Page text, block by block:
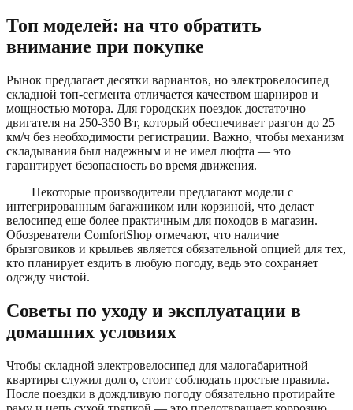
Топ моделей: на что обратить
внимание при покупке
Рынок предлагает десятки вариантов, но электровелосипед
складной топ-сегмента отличается качеством шарниров и
мощностью мотора. Для городских поездок достаточно
двигателя на 250-350 Вт, который обеспечивает разгон до 25
км/ч без необходимости регистрации. Важно, чтобы механизм
складывания был надежным и не имел люфта — это
гарантирует безопасность во время движения.
Некоторые производители предлагают модели с
интегрированным багажником или корзиной, что делает
велосипед еще более практичным для походов в магазин.
Обозреватели ComfortShop отмечают, что наличие
брызговиков и крыльев является обязательной опцией для тех,
кто планирует ездить в любую погоду, ведь это сохраняет
одежду чистой.
Советы по уходу и эксплуатации в
домашних условиях
Чтобы складной электровелосипед для малогабаритной
квартиры служил долго, стоит соблюдать простые правила.
После поездки в дождливую погоду обязательно протирайте